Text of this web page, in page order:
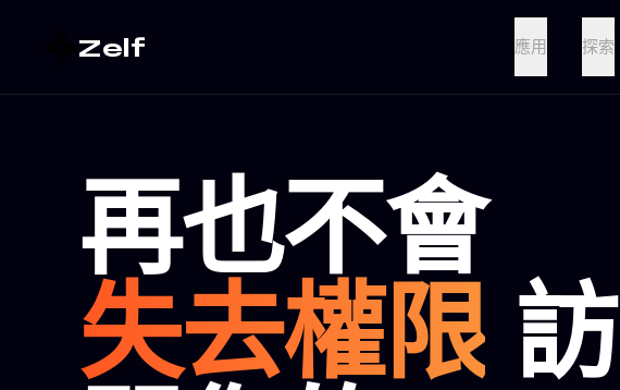
Zelf 應用 探索
再也不會
失去權限 訪